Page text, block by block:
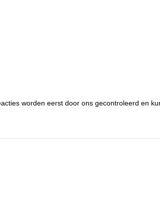
worden eerst door ons gecontroleerd en